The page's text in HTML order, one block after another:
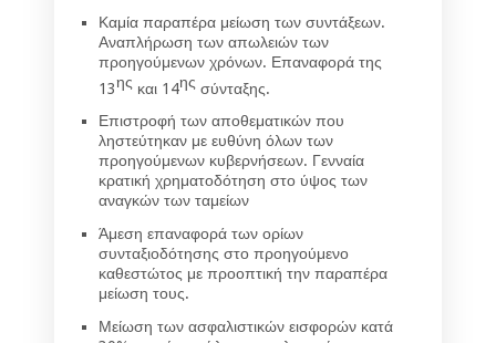
Καμία παραπέρα μείωση των συντάξεων.
Αναπλήρωση των απωλειών των
προηγούμενων χρόνων. Επαναφορά της
13ης και 14ης σύνταξης.
Επιστροφή των αποθεματικών που
ληστεύτηκαν με ευθύνη όλων των
προηγούμενων κυβερνήσεων. Γενναία
κρατική χρηματοδότηση στο ύψος των
αναγκών των ταμείων
Άμεση επαναφορά των ορίων
συνταξιοδότησης στο προηγούμενο
καθεστώτος με προοπτική την παραπέρα
μείωση τους.
Μείωση των ασφαλιστικών εισφορών κατά